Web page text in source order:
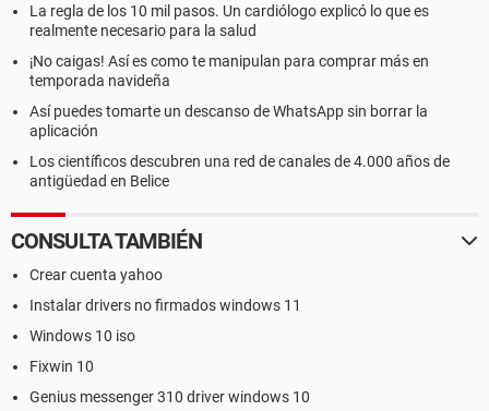
La regla de los 10 mil pasos. Un cardiólogo explicó lo que es
realmente necesario para la salud
¡No caigas! Así es como te manipulan para comprar más en
temporada navideña
Así puedes tomarte un descanso de WhatsApp sin borrar la
aplicación
Los científicos descubren una red de canales de 4.000 años de
antigüedad en Belice
CONSULTA TAMBIÉN
Crear cuenta yahoo
Instalar drivers no firmados windows 11
Windows 10 iso
Fixwin 10
Genius messenger 310 driver windows 10